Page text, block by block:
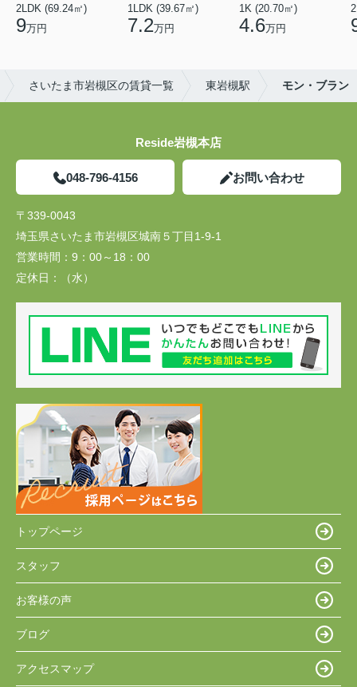
2LDK (69.24㎡)
9万円
1LDK (39.67㎡)
7.2万円
1K (20.70㎡)
4.6万円
さいたま市岩槻区の賃貸一覧 東岩槻駅 モン・ブラン
Reside岩槻本店
048-796-4156 お問い合わせ
〒339-0043
埼玉県さいたま市岩槻区城南５丁目1-9-1
営業時間： 9：00～18：00
定休日：
（水）
トップページ
スタッフ
お客様の声
ブログ
アクセスマップ